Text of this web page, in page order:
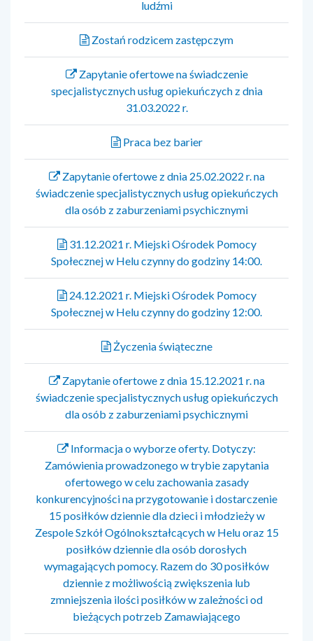
ludźmi
Zostań rodzicem zastępczym
Zapytanie ofertowe na świadczenie
specjalistycznych usług opiekuńczych z dnia
31.03.2022 r.
Praca bez barier
Zapytanie ofertowe z dnia 25.02.2022 r. na
świadczenie specjalistycznych usług opiekuńczych
dla osób z zaburzeniami psychicznymi
31.12.2021 r. Miejski Ośrodek Pomocy
Społecznej w Helu czynny do godziny 14:00.
24.12.2021 r. Miejski Ośrodek Pomocy
Społecznej w Helu czynny do godziny 12:00.
Życzenia świąteczne
Zapytanie ofertowe z dnia 15.12.2021 r. na
świadczenie specjalistycznych usług opiekuńczych
dla osób z zaburzeniami psychicznymi
Informacja o wyborze oferty. Dotyczy:
Zamówienia prowadzonego w trybie zapytania
ofertowego w celu zachowania zasady
konkurencyjności na przygotowanie i dostarczenie
15 posiłków dziennie dla dzieci i młodzieży w
Zespole Szkół Ogólnokształcących w Helu oraz 15
posiłków dziennie dla osób dorosłych
wymagających pomocy. Razem do 30 posiłków
dziennie z możliwością zwiększenia lub
zmniejszenia ilości posiłków w zależności od
bieżących potrzeb Zamawiającego